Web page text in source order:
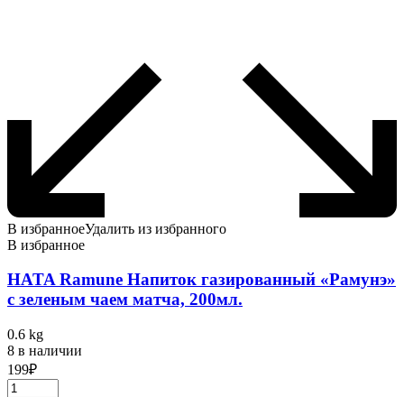
В избранноеУдалить из избранного
В избранное
HATA Ramune Напиток газированный «Рамунэ»
с зеленым чаем матча, 200мл.
0.6 kg
8 в наличии
199₽